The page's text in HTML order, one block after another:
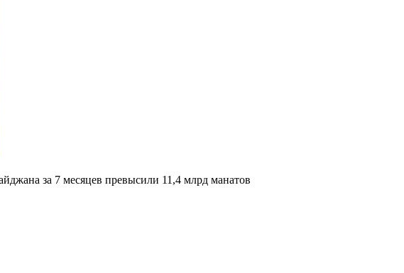
за 7 месяцев превысили 11,4 млрд манатов